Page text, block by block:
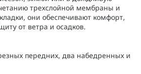
трехслойной мембраны и
они обеспечивают комфорт,
от ветра и осадков.
передних, два набедренных и